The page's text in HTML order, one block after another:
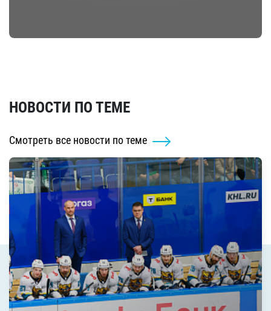
НОВОСТИ ПО ТЕМЕ
Смотреть все новости по теме